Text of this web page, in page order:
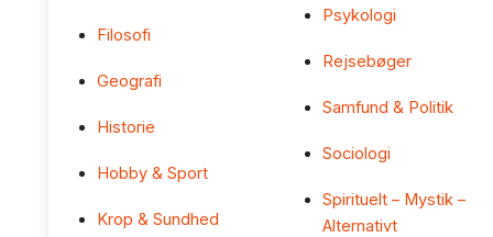
Filosofi
Geografi
Historie
Hobby & Sport
Krop & Sundhed
Psykologi
Rejsebøger
Samfund & Politik
Sociologi
Spirituelt – Mystik –
Alternativt